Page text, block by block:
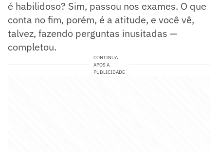
é habilidoso? Sim, passou nos exames. O que
conta no fim, porém, é a atitude, e você vê,
talvez, fazendo perguntas inusitadas —
completou.
CONTINUA
APÓS A
PUBLICIDADE